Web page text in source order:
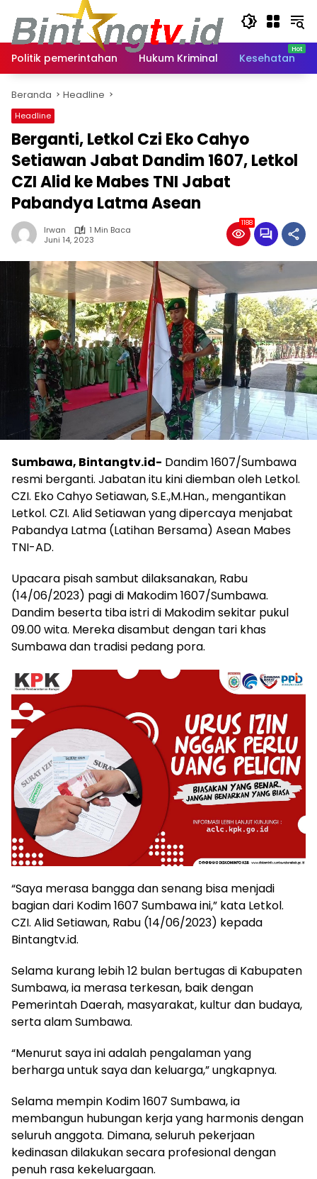
konten
Politik pemerintahan
Hukum Kriminal Kesehatan
Beranda Headline
Headline
Berganti, Letkol Czi Eko Cahyo
Setiawan Jabat Dandim 1607, Letkol
CZI Alid ke Mabes TNI Jabat
Pabandya Latma Asean
Irwan
1 Min Baca
Juni 14, 2023
1188
Sumbawa, Bintangtv.id- Dandim 1607/Sumbawa
resmi berganti. Jabatan itu kini diemban oleh Letkol.
CZI. Eko Cahyo Setiawan, S.E.,M.Han., mengantikan
Letkol. CZI. Alid Setiawan yang dipercaya menjabat
Pabandya Latma (Latihan Bersama) Asean Mabes
TNI-AD.
Upacara pisah sambut dilaksanakan, Rabu
(14/06/2023) pagi di Makodim 1607/Sumbawa.
Dandim beserta tiba istri di Makodim sekitar pukul
09.00 wita. Mereka disambut dengan tari khas
Sumbawa dan tradisi pedang pora.
“Saya merasa bangga dan senang bisa menjadi
bagian dari Kodim 1607 Sumbawa ini,” kata Letkol.
CZI. Alid Setiawan, Rabu (14/06/2023) kepada
Bintangtv.id.
Selama kurang lebih 12 bulan bertugas di Kabupaten
Sumbawa, ia merasa terkesan, baik dengan
Pemerintah Daerah, masyarakat, kultur dan budaya,
serta alam Sumbawa.
“Menurut saya ini adalah pengalaman yang
berharga untuk saya dan keluarga,” ungkapnya.
Selama mempin Kodim 1607 Sumbawa, ia
membangun hubungan kerja yang harmonis dengan
seluruh anggota. Dimana, seluruh pekerjaan
kedinasan dilakukan secara profesional dengan
penuh rasa kekeluargaan.